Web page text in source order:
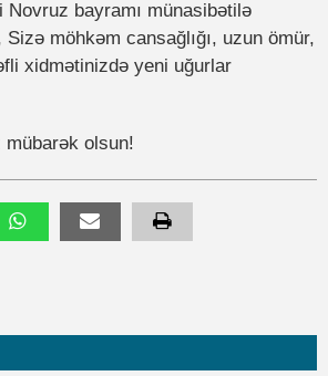
Novruz bayramı münasibətilə
möhkəm cansağlığı, uzun ömür,
xidmətinizdə yeni uğurlar
mübarək olsun!